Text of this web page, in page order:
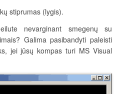
stiprumas (lygis).
nevarginant smegenų su
Galima pasibandyti paleisti
jei jūsų kompas turi MS Visual